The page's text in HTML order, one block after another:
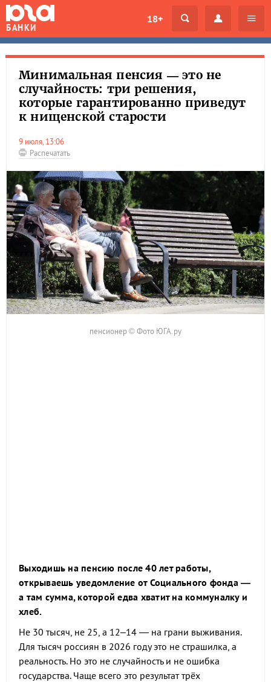
БАНКИ
18+
Минимальная пенсия — это не
случайность: три решения,
которые гарантированно приведут
к нищенской старости
9 июля, 13:06
Распечатать
пенсионер © Фото ЮГА.ру
Выходишь на пенсию после 40 лет работы,
открываешь уведомление от Социального фонда —
а там сумма, которой едва хватит на коммуналку и
хлеб.
Не 30 тысяч, не 25, а 12–14 — на грани выживания.
Для тысяч россиян в 2026 году это не страшилка, а
реальность. Но это не случайность и не ошибка
государства. Чаще всего это результат трёх